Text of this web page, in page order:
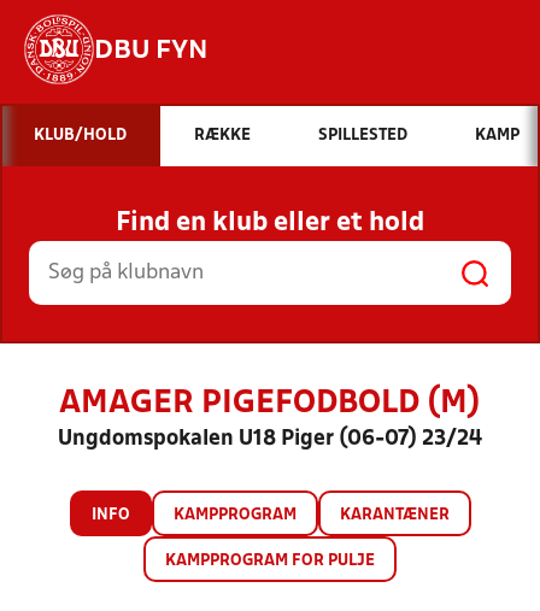
DBU FYN
Hvad vil du søge efter?
INDHOLD OG NYHEDER
STILLINGER, RESULTATER, KLUBBER OG
HOLD
KLUB/HOLD RÆKKE SPILLESTED KAMP
Find en klub eller et hold
AMAGER PIGEFODBOLD (M)
Ungdomspokalen U18 Piger (06-07) 23/24
INFO KAMPPROGRAM KARANTÆNER
KAMPPROGRAM FOR PULJE